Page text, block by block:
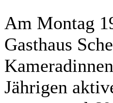
Am Montag
Gasthaus
Jährigen